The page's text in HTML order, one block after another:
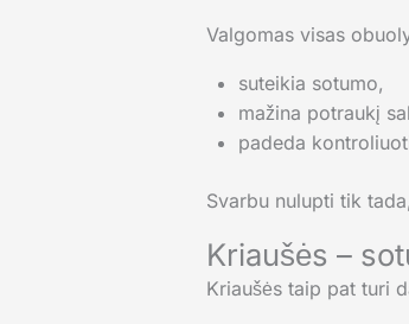
Valgomas visas
suteikia sotumo,
mažina potraukį
padeda
Svarbu nulupti tik
Kriaušės –
Kriaušės taip pat turi